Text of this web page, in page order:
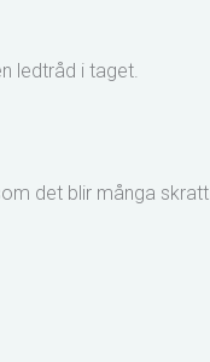
ledtråd i taget.
det blir många skratt.